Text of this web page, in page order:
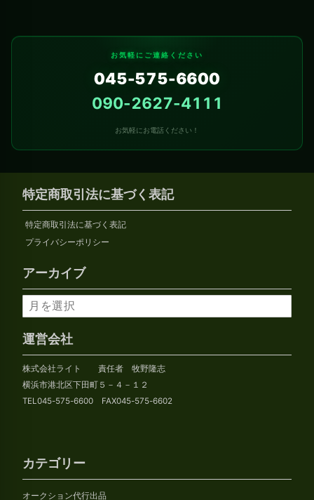
お気軽にご連絡ください
045-575-6600
090-2627-4111
お気軽にお電話ください！
特定商取引法に基づく表記
特定商取引法に基づく表記
プライバシーポリシー
アーカイブ
ア
ー
カ
イ
ブ
運営会社
株式会社ライト 責任者 牧野隆志
横浜市港北区下田町５－４－１２
TEL045-575-6600 FAX045-575-6602
カテゴリー
オークション代行出品